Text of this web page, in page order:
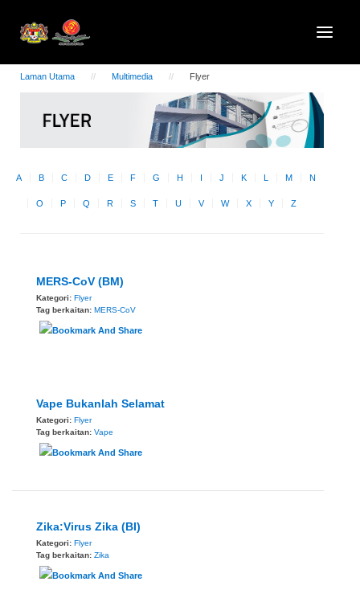
Laman Utama Multimedia Flyer
A B C D E F G H I J K L M N
O P Q R S T U V W X Y Z
MERS-CoV (BM)
Kategori: Flyer
Tag berkaitan: MERS-CoV
Vape Bukanlah Selamat
Kategori: Flyer
Tag berkaitan: Vape
Zika:Virus Zika (BI)
Kategori: Flyer
Tag berkaitan: Zika